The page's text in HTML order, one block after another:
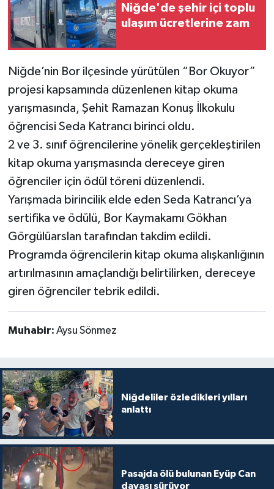
Niğde'de şehir içi toplu
ulaşım ücretlerine zam
Niğde’nin Bor ilçesinde yürütülen “Bor Okuyor”
projesi kapsamında düzenlenen kitap okuma
yarışmasında, Şehit Ramazan Konuş İlkokulu
öğrencisi Seda Katrancı birinci oldu.
2 ve 3. sınıf öğrencilerine yönelik gerçekleştirilen
kitap okuma yarışmasında dereceye giren
öğrenciler için ödül töreni düzenlendi.
Yarışmada birincilik elde eden Seda Katrancı’ya
sertifika ve ödülü, Bor Kaymakamı Gökhan
Görgülüarslan tarafından takdim edildi.
Programda öğrencilerin kitap okuma alışkanlığının
artırılmasının amaçlandığı belirtilirken, dereceye
giren öğrenciler tebrik edildi.
Muhabir: Aysu Sönmez
Niğdeliler özledikleri yılları
anlattı
Pasajda ölü bulunan Eyüp Can
davası sürüyor